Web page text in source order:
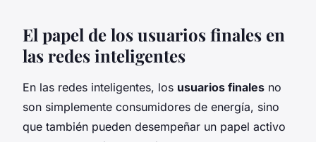
El papel de los usuarios finales en
las redes inteligentes
En las redes inteligentes, los usuarios finales no
son simplemente consumidores de energía, sino
que también pueden desempeñar un papel activo